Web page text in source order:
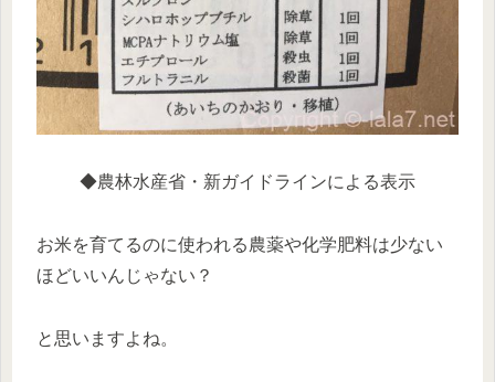
◆農林水産省・新ガイドラインによる表示
お米を育てるのに使われる農薬や化学肥料は少ない
ほどいいんじゃない？
と思いますよね。